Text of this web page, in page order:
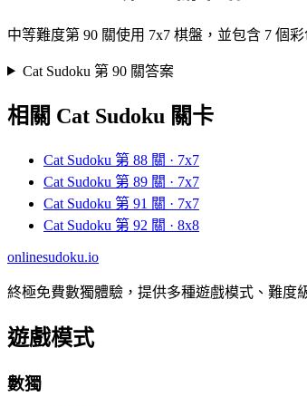
中等難度第 90 關使用 7x7 棋盤，並包含 7 個
Cat Sudoku 第 90 關答案
相關 Cat Sudoku 關卡
Cat Sudoku 第 88 關 · 7x7
Cat Sudoku 第 89 關 · 7x7
Cat Sudoku 第 91 關 · 7x7
Cat Sudoku 第 92 關 · 8x8
onlinesudoku.io
終極免費數獨體驗，提供多種遊戲模式、難度
遊戲模式
數獨